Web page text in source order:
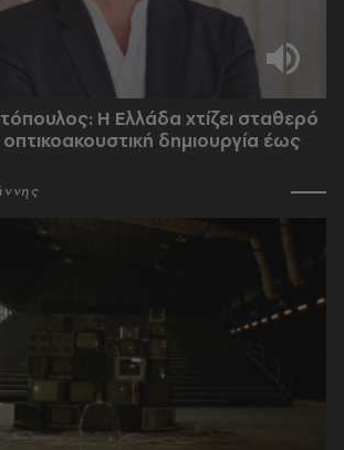
Η Ελλάδα χτίζει σταθερό
οπτικοακουστική δημιουργία έως